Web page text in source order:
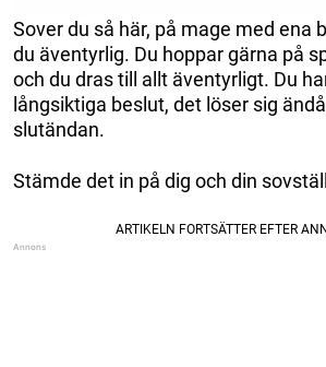
Sover du så här, på mage med ena
du äventyrlig. Du hoppar gärna på
och du dras till allt äventyrligt. Du
långsiktiga beslut, det löser sig
slutändan.
Stämde det in på dig och din